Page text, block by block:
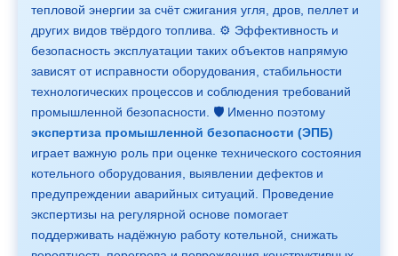
тепловой энергии за счёт сжигания угля, дров, пеллет и
других видов твёрдого топлива. ⚙️ Эффективность и
безопасность эксплуатации таких объектов напрямую
зависят от исправности оборудования, стабильности
технологических процессов и соблюдения требований
промышленной безопасности. 🛡️ Именно поэтому
экспертиза промышленной безопасности (ЭПБ)
играет важную роль при оценке технического состояния
котельного оборудования, выявлении дефектов и
предупреждении аварийных ситуаций. Проведение
экспертизы на регулярной основе помогает
поддерживать надёжную работу котельной, снижать